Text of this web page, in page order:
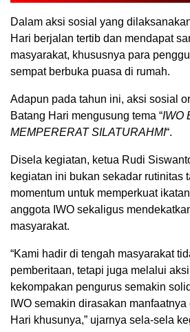
Dalam aksi sosial yang
Hari berjalan tertib dan mendapat
masyarakat, khususnya para
sempat berbuka puasa di rumah.
Adapun pada tahun ini, aksi sosial
Batang Hari mengusung tema “IWO
MEMPERERAT SILATURAHMI“.
Disela kegiatan, ketua Rudi
kegiatan ini bukan sekadar rutinitas
momentum untuk memperkuat
anggota IWO sekaligus
masyarakat.
“Kami hadir di tengah masyarakat
pemberitaan, tetapi juga melalui
kekompakan pengurus semakin
IWO semakin dirasakan
Hari khusunya,” ujarnya sela-sela